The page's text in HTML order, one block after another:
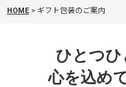
HOME > ギフト包装のご案内
ひとつ
心を込め